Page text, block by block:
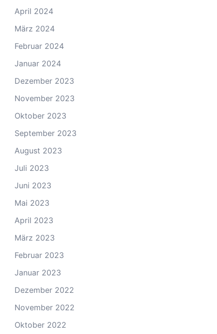
April 2024
März 2024
Februar 2024
Januar 2024
Dezember 2023
November 2023
Oktober 2023
September 2023
August 2023
Juli 2023
Juni 2023
Mai 2023
April 2023
März 2023
Februar 2023
Januar 2023
Dezember 2022
November 2022
Oktober 2022